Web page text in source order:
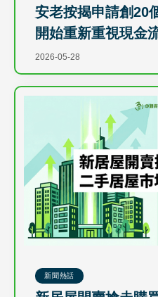
安老按揭申請創20
開始重新重視現金
2026-05-28
新聞熱話